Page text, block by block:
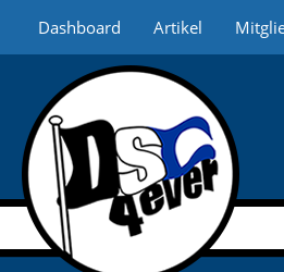
Dashboard Artikel